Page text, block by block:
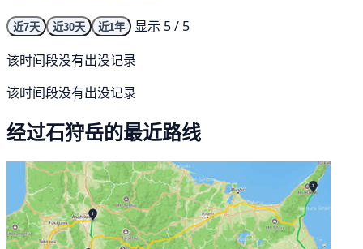
近7天 近30天 近1年
显示 5 / 5
该时间段没有出没记录
该时间段没有出没记录
经过石狩岳的最近路线